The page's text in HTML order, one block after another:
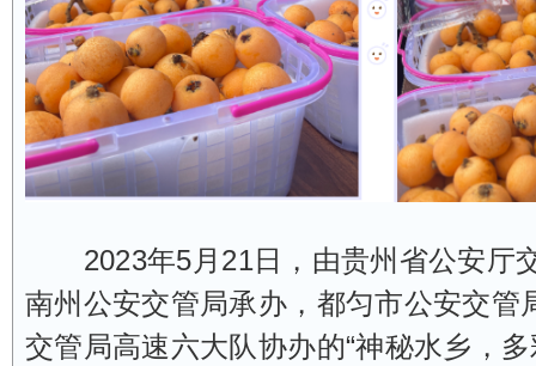
2023年5月21日，由贵州省公安厅
南州公安交管局承办，都匀市公安交管
交管局高速六大队协办的“神秘水乡，